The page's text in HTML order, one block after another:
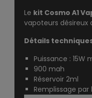
Le kit Cosmo A1
vapoteurs désireux
Détails
Puissance : 15W
900 mah
Réservoir 2ml
Remplissage par